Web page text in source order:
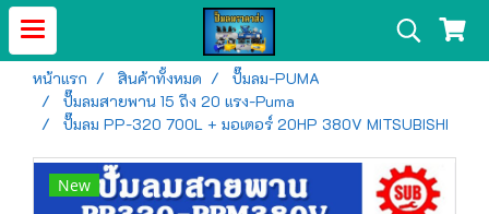
หน้าแรก สินค้าทั้งหมด
ปั๊มลม-PUMA
ปั๊มลมสายพาน 15 ถึง 20 แรง-Puma
ปั๊มลม PP-320 700L + มอเตอร์ 20HP 380V MITSUBISHI
New